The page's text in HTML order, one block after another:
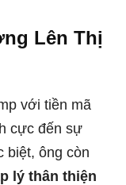
Lên Thị
với tiền mã
cực đến sự
biệt, ông còn
lý thân thiện